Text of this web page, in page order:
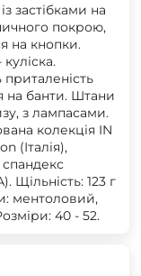
застібками на
покрою,
на кнопки.
на банти. Штани
з лампасами.
колекція IN
(Італія),
Щільність: 123 г
ментоловий,
40 - 52.